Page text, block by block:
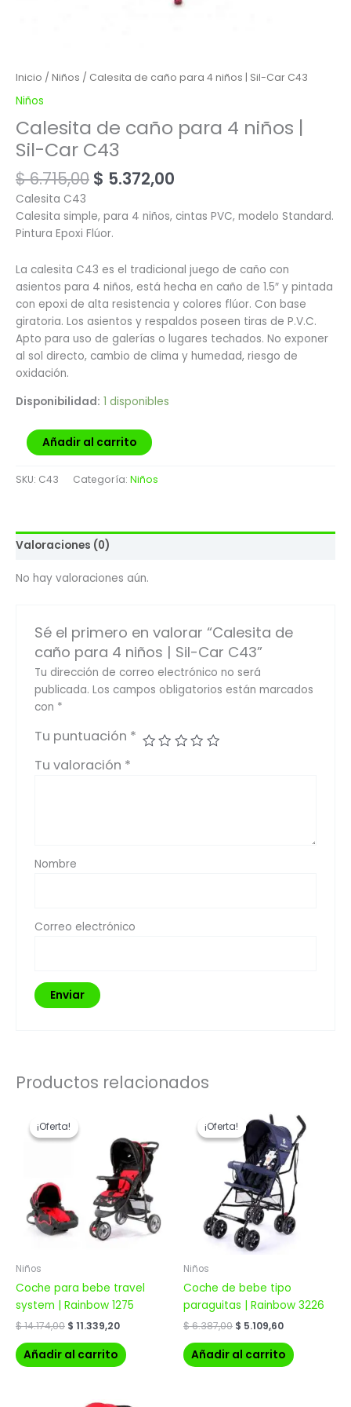
Inicio / Niños / Calesita de caño para 4 niños | Sil-Car C43
Niños
Calesita de caño para 4 niños |
Sil-Car C43
$6.715,00 $ 5.372,00
Calesita C43
Calesita simple, para 4 niños, cintas PVC, modelo Standard.
Pintura Epoxi Flúor.
La calesita C43 es el tradicional juego de caño con
asientos para 4 niños, está hecha en caño de 1.5″ y pintada
con epoxi de alta resistencia y colores flúor. Con base
giratoria. Los asientos y respaldos poseen tiras de P.V.C.
Apto para uso de galerías o lugares techados. No exponer
al sol directo, cambio de clima y humedad, riesgo de
oxidación.
Disponibilidad: 1 disponibles
Añadir al carrito
SKU: C43 Categoría: Niños
Valoraciones (0)
No hay valoraciones aún.
Sé el primero en valorar “Calesita de
caño para 4 niños | Sil-Car C43”
Tu dirección de correo electrónico no será
publicada. Los campos obligatorios están marcados
con *
Tu puntuación *
Tu valoración *
Nombre
Correo electrónico
Productos relacionados
¡Oferta!
¡Oferta!
Niños
Coche para bebe travel
system | Rainbow 1275
$14.174,00
precio
original
era:
$ 14.174,00.
$ 11.339,20
es:
$ 11.339,20.
Añadir al carrito
¡Oferta!
¡Oferta!
Niños
Coche de bebe tipo
paraguitas | Rainbow 3226
$6.387,00
precio
original
era:
$ 6.387,00.
$ 5.109,60
precio
actual
es:
$ 5.109,60.
Añadir al carrito
El